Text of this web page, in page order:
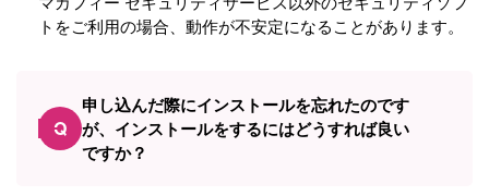
トをご利用の場合、動作が不安定になることがあります。
Q
申し込んだ際にインストールを忘れたのです
が、インストールをするにはどうすれば良い
ですか？